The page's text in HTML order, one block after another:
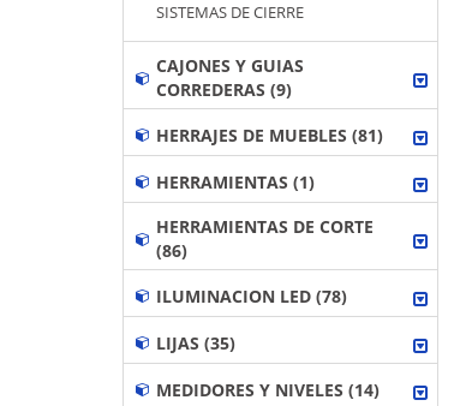
SISTEMAS DE CIERRE
CAJONES Y GUIAS
CORREDERAS (9)
HERRAJES DE MUEBLES (81)
HERRAMIENTAS (1)
HERRAMIENTAS DE CORTE
(86)
ILUMINACION LED (78)
LIJAS (35)
MEDIDORES Y NIVELES (14)